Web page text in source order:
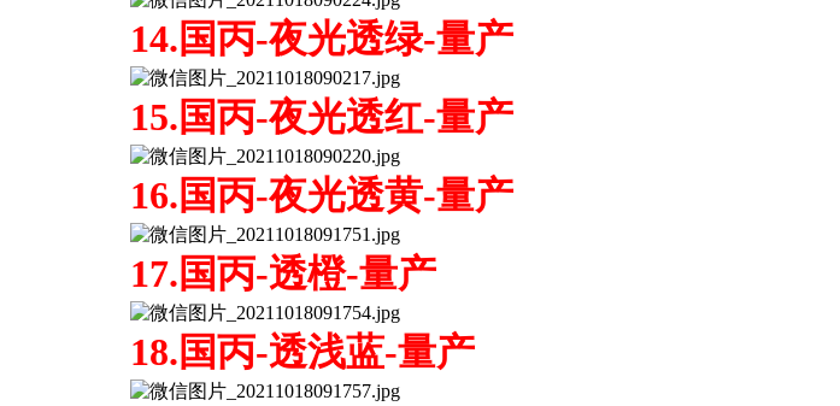
14.国丙-夜光透绿-量产
15.国丙-夜光透红-量产
16.国丙-夜光透黄-量产
17.国丙-透橙-量产
18.国丙-透浅蓝-量产